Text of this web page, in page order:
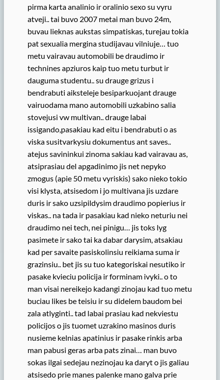
pirma karta analinio ir oralinio sexo su vyru
atveji.. tai buvo 2007 metai man buvo 24m,
buvau lieknas aukstas simpatiskas, turejau tokia
pat sexualia mergina studijavau vilniuje… tuo
metu vairavau automobili be draudimo ir
technines apziuros kaip tuo metu turbut ir
dauguma studentu.. su drauge grizus i
bendrabuti aiksteleje besiparkuojant drauge
vairuodama mano automobili uzkabino salia
stovejusi vw multivan.. drauge labai
issigando,pasakiau kad eitu i bendrabuti o as
viska susitvarkysiu dokumentus ant saves..
atejus savininkui zinoma sakiau kad vairavau as,
atsiprasiau del apgadinimo jis net nepyko
zmogus (apie 50 metu vyriskis) sako nieko tokio
visi klysta, atsisedom i jo multivana jis uzdare
duris ir sako uzsipildysim draudimo popierius ir
viskas.. na tada ir pasakiau kad nieko neturiu nei
draudimo nei tech, nei pinigu… jis toks lyg
pasimete ir sako tai ka dabar darysim, atsakiau
kad per savaite pasiskolinsiu reikiama suma ir
grazinsiu.. bet jis su tuo kategoriskai nesutiko ir
pasake kvieciu policija ir forminam ivyki.. o to
man visai nereikejo kadangi zinojau kad tuo metu
buciau likes be teisiu ir su didelem baudom bei
zala atlyginti.. tad labai prasiau kad nekviestu
policijos o jis tuomet uzrakino masinos duris
nusieme kelnias apatinius ir pasake rinkis arba
man pabusi geras arba pats zinai… man buvo
sokas ilgai sedejau nezinojau ka daryt o jis galiau
atsisedo prie manes palenke mano galva prie